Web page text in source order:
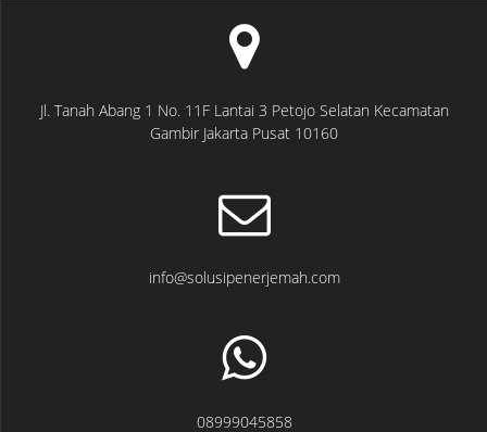
Jl. Tanah Abang 1 No. 11F Lantai 3 Petojo Selatan Kecamatan
Gambir Jakarta Pusat 10160
info@solusipenerjemah.com
08999045858